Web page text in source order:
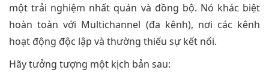
một trải nghiệm nhất quán và đồng bộ. Nó khác biệt
hoàn toàn với Multichannel (đa kênh), nơi các kênh
hoạt động độc lập và thường thiếu sự kết nối.
Hãy tưởng tượng một kịch bản sau: